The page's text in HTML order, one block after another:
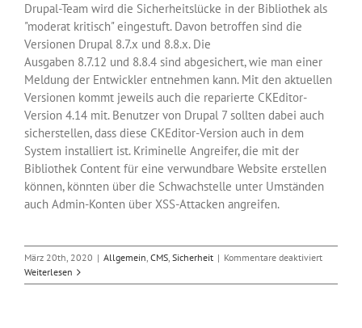
Drupal-Team wird die Sicherheitslücke in der Bibliothek als
"moderat kritisch" eingestuft. Davon betroffen sind die
Versionen Drupal 8.7.x und 8.8.x. Die
Ausgaben 8.7.12 und 8.8.4 sind abgesichert, wie man einer
Meldung der Entwickler entnehmen kann. Mit den aktuellen
Versionen kommt jeweils auch die reparierte CKEditor-
Version 4.14 mit. Benutzer von Drupal 7 sollten dabei auch
sicherstellen, dass diese CKEditor-Version auch in dem
System installiert ist. Kriminelle Angreifer, die mit der
Bibliothek Content für eine verwundbare Website erstellen
können, könnten über die Schwachstelle unter Umständen
auch Admin-Konten über XSS-Attacken angreifen.
März 20th, 2020 | Allgemein, CMS, Sicherheit | Kommentare deaktiviertfür
Angriffe
Weiterlesen